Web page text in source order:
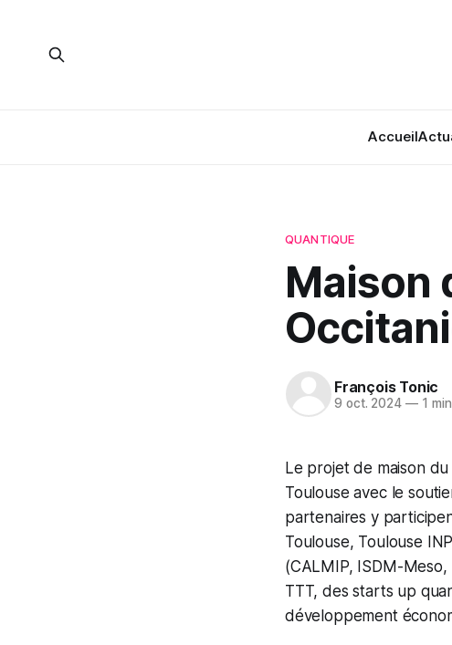
Accueil
QUANTIQUE
Maison
François Tonic
9 oct. 2024 —1
Le projet de maison
Toulouse avec le
partenaires y
Toulouse, Toulouse
(CALMIP, ISDM-Meso,
TTT, des starts up
développement